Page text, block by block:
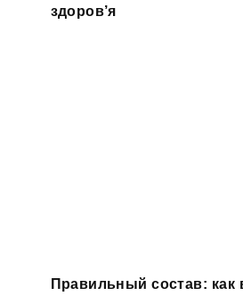
здоров’я
Правильный состав: как